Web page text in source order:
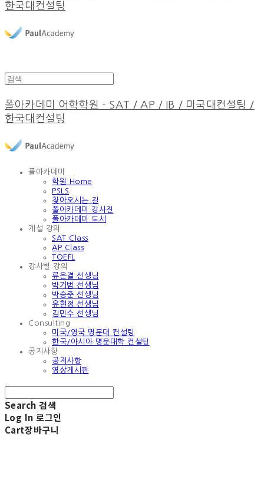
한국대컨설팅
폴아카데미 어학학원 - SAT / AP / IB / 미국대컨설팅 /
한국대컨설팅
폴아카데미
학원 Home
PSLS
찾아오시는 길
폴아카데미 강사진
폴아카데미 도서
개설 강의
SAT Class
AP Class
TOEFL
강사별 강의
류은결 선생님
박기범 선생님
박승준 선생님
유현정 선생님
김민수 선생님
Consulting
미국/영국 명문대 컨설팅
한국/아시아 명문대학 컨설팅
공지사항
공지사항
영상게시판
Search 검색
Log In 로그인
Cart장바구니